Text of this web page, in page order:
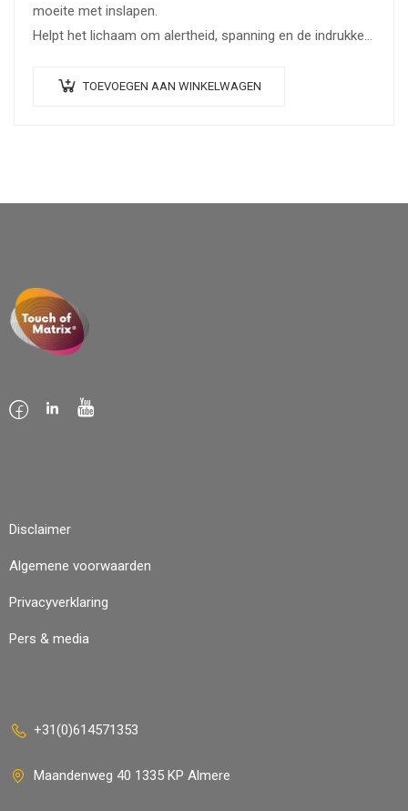
moeite met inslapen.
Helpt het lichaam om alertheid, spanning en de indrukken
TOEVOEGEN AAN WINKELWAGEN
Disclaimer
Algemene voorwaarden
Privacyverklaring
Pers & media
+31(0)614571353
Maandenweg 40 1335 KP Almere